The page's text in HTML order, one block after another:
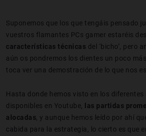
Suponemos que los que tengáis pensado
vuestros flamantes PCs gamer estaréis
características técnicas del ‘bicho’, pero
aún os pondremos los dientes un poco
toca ver una demostración de lo que nos
Hasta donde hemos visto en los diferentes
disponibles en Youtube, las partidas
alocadas , y aunque hemos leído por ahí
cabida para la estrategia, lo cierto es que